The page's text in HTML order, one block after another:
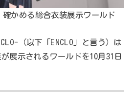
かめる総合衣装展示ワールド
（以下「ENCLO」と言う）は
展示されるワールドを10月31日